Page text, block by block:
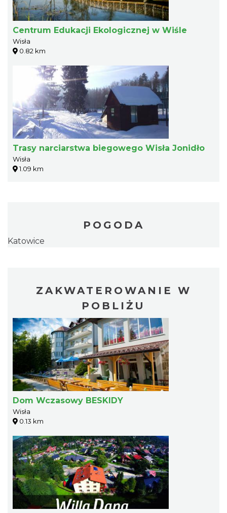
Centrum Edukacji Ekologicznej w Wiśle
Wisła
0.82 km
Trasy narciarstwa biegowego Wisła Jonidło
Wisła
1.09 km
POGODA
Katowice
ZAKWATEROWANIE W
POBLIŻU
Dom Wczasowy BESKIDY
Wisła
0.13 km